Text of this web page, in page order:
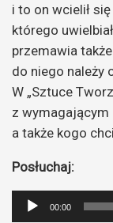
i to on wcielił
którego
przemawia także
do niego należy
W „Sztuce
z wymagającym
a także kogo
Posłuchaj:
Odtwarzacz
00:00